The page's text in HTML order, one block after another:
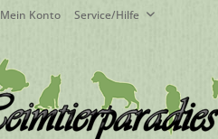
Mein Konto Service/Hilfe